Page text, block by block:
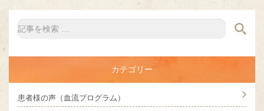
カテゴリー
患者様の声（血流プログラム）